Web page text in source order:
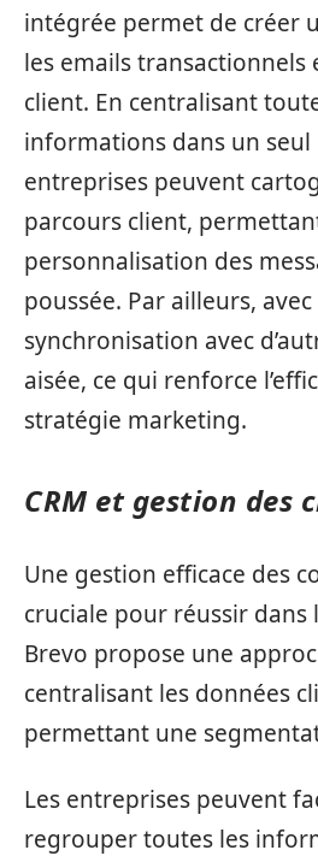
intégrée permet de créer
les emails transactionnels
client. En centralisant
informations dans un seul
entreprises peuvent
parcours client,
personnalisation des
poussée. Par ailleurs, avec
synchronisation avec
aisée, ce qui renforce
stratégie marketing.
CRM et gestion des
Une gestion efficace des
cruciale pour réussir dans
Brevo propose une
centralisant les données
permettant une
Les entreprises peuvent
regrouper toutes les